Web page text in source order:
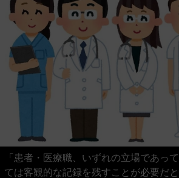
「患者・医療職、いずれの立場であっ
ては客観的な記録を残すことが必要だ